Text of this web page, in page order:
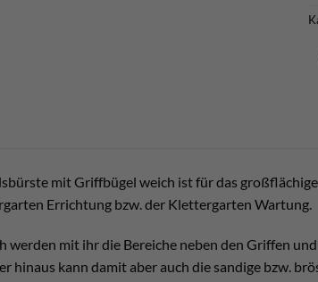
mit Griffbügel weich ist für das
Errichtung bzw. der Klettergarten Wartung.
werden mit ihr die Bereiche neben den Griffen
hinaus kann damit aber auch die sandige bzw.